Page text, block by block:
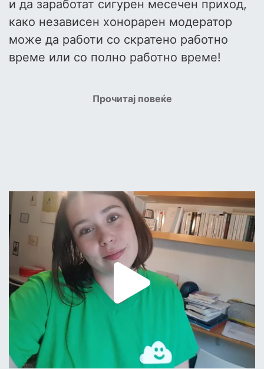
и да заработат сигурен месечен приход,
како независен хонорарен модератор
може да работи со скратено работно
време или со полно работно време!
Прочитај повеќе